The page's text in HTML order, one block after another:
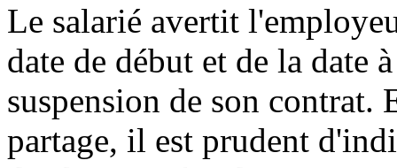
Le salarié avertit
date de début et de la date
suspension de son contrat.
partage, il est prudent